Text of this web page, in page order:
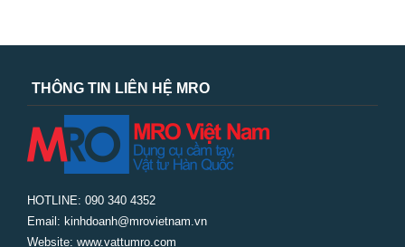
THÔNG TIN LIÊN HỆ MRO
HOTLINE: 090 340 4352
Email: kinhdoanh@mrovietnam.vn
Website: www.vattumro.com